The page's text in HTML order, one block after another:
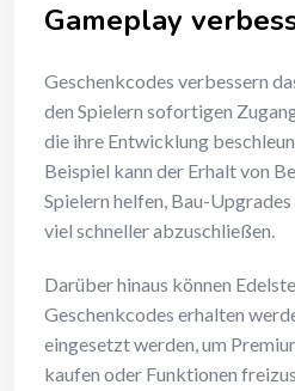
Gameplay
Geschenkcodes verbessern
den Spielern sofortigen
die ihre Entwicklung
Beispiel kann der Erhalt von
Spielern helfen, Bau-
viel schneller abzuschließen.
Darüber hinaus können
Geschenkcodes erhalten
eingesetzt werden, um
kaufen oder Funktionen